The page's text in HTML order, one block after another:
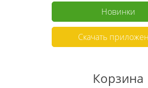
Новинки
Скачать
Корзина